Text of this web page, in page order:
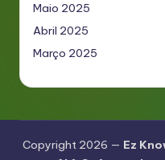
Maio 2025
Abril 2025
Março 2025
Copyright 2026 — Ez